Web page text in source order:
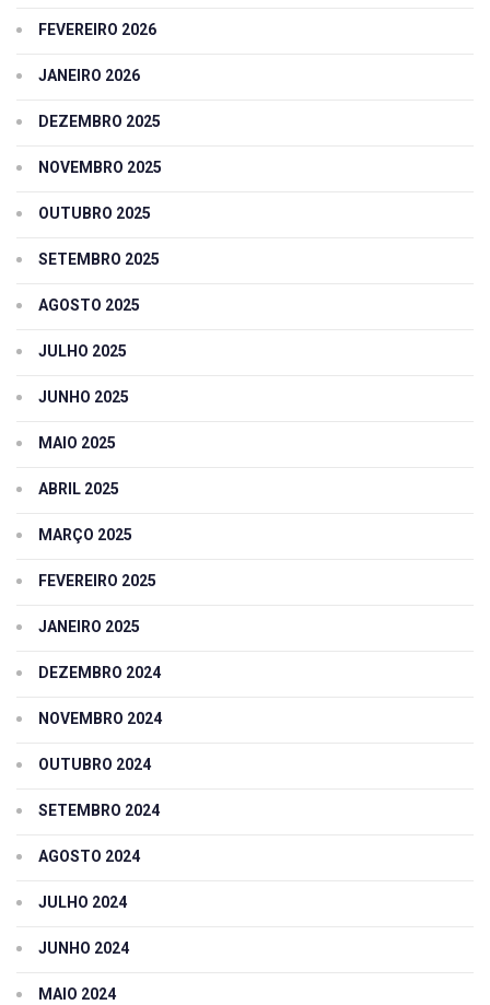
FEVEREIRO 2026
JANEIRO 2026
DEZEMBRO 2025
NOVEMBRO 2025
OUTUBRO 2025
SETEMBRO 2025
AGOSTO 2025
JULHO 2025
JUNHO 2025
MAIO 2025
ABRIL 2025
MARÇO 2025
FEVEREIRO 2025
JANEIRO 2025
DEZEMBRO 2024
NOVEMBRO 2024
OUTUBRO 2024
SETEMBRO 2024
AGOSTO 2024
JULHO 2024
JUNHO 2024
MAIO 2024